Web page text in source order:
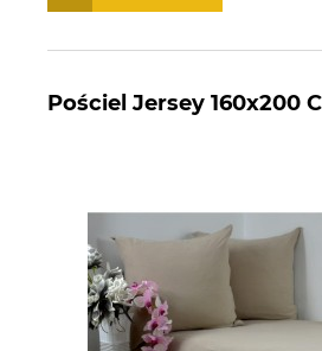
Pościel Jersey 160x200